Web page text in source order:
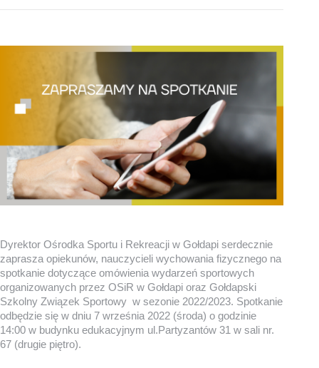
Dyrektor Ośrodka Sportu i Rekreacji w Gołdapi serdecznie
zaprasza opiekunów, nauczycieli wychowania fizycznego na
spotkanie dotyczące omówienia wydarzeń sportowych
organizowanych przez OSiR w Gołdapi oraz Gołdapski
Szkolny Związek Sportowy w sezonie 2022/2023. Spotkanie
odbędzie się w dniu 7 września 2022 (środa) o godzinie
14:00 w budynku edukacyjnym ul.Partyzantów 31 w sali nr.
67 (drugie piętro).